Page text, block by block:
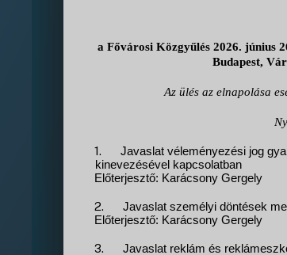
a Fővárosi Közgyűlés 2026. június
Budapest,
Az ülés az elnapolása
1.
Javaslat véleményezési jog
kinevezésével kapcsolatban
Előterjesztő: Karácsony Gergely
2.
Javaslat személyi döntések
Előterjesztő: Karácsony Gergely
3.
Javaslat reklám és